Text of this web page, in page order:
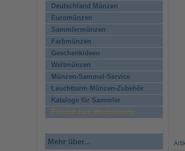
Deutschland Münzen
Euromünzen
Sammlermünzen
Farbmünzen
Geschenkideen
Weltmünzen
Münzen-Sammel-Service
Leuchtturm Münzen-Zubehör
Kataloge für Sammler
Preishit zum Wochenende
Mehr über...